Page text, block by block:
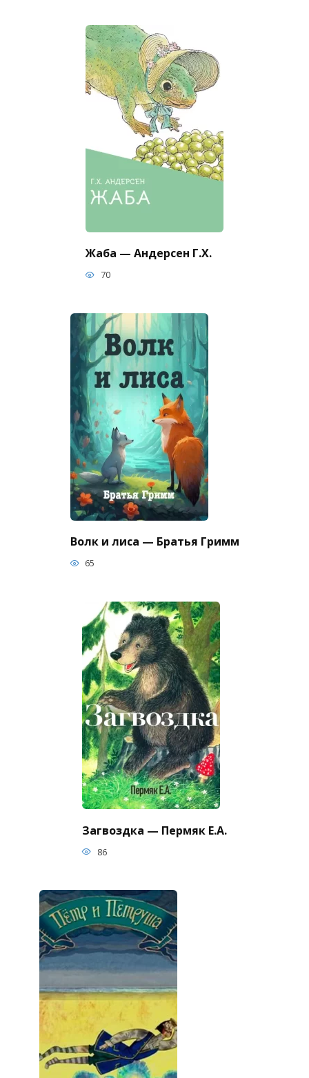
Жаба — Андерсен Г.Х.
70
Волк и лиса — Братья Гримм
65
Загвоздка — Пермяк Е.А.
86